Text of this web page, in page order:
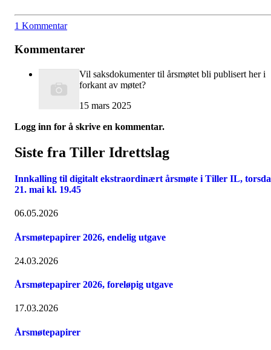
1 Kommentar
Kommentarer
Vil saksdokumenter til årsmøtet bli publisert her i
forkant av møtet?
15 mars 2025
Logg inn for å skrive en kommentar.
Siste fra Tiller Idrettslag
Innkalling til digitalt ekstraordinært årsmøte i Tiller IL,
21. mai kl. 19.45
06.05.2026
Årsmøtepapirer 2026, endelig utgave
24.03.2026
Årsmøtepapirer 2026, foreløpig utgave
17.03.2026
Årsmøtepapirer